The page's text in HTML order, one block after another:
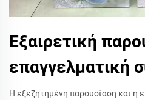
Εξαιρετική
επαγγελματική
Η εξεζητημένη παρουσίαση και η